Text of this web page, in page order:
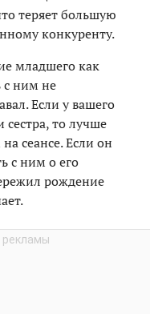
теряет большую
конкуренту.
младшего как
с ним не
Если у вашего
то лучше
сеансе. Если он
с ним о его
рождение